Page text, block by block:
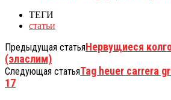
ТЕГИ
статьи
Предыдущая статьяНервущиеся
(эласлим)
Следующая статьяTag heuer carrera
17